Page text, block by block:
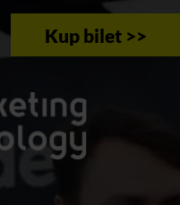
Kup bilet >>